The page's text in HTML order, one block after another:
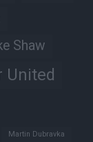
Shaw
United
Martin Dubravka